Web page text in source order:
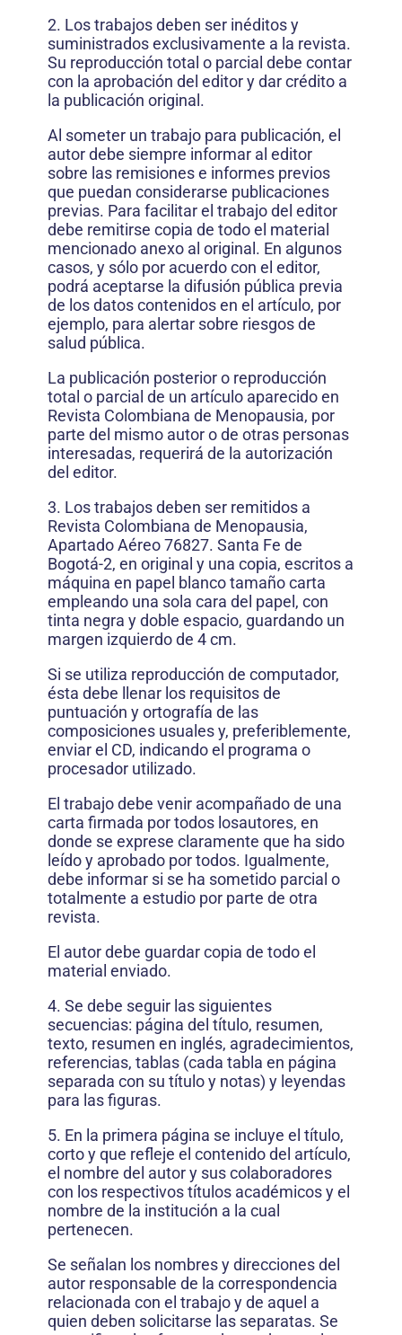
2. Los trabajos deben ser inéditos y
suministrados exclusivamente a la revista.
Su reproducción total o parcial debe contar
con la aprobación del editor y dar crédito a
la publicación original.
Al someter un trabajo para publicación, el
autor debe siempre informar al editor
sobre las remisiones e informes previos
que puedan considerarse publicaciones
previas. Para facilitar el trabajo del editor
debe remitirse copia de todo el material
mencionado anexo al original. En algunos
casos, y sólo por acuerdo con el editor,
podrá aceptarse la difusión pública previa
de los datos contenidos en el artículo, por
ejemplo, para alertar sobre riesgos de
salud pública.
La publicación posterior o reproducción
total o parcial de un artículo aparecido en
Revista Colombiana de Menopausia, por
parte del mismo autor o de otras personas
interesadas, requerirá de la autorización
del editor.
3. Los trabajos deben ser remitidos a
Revista Colombiana de Menopausia,
Apartado Aéreo 76827. Santa Fe de
Bogotá-2, en original y una copia, escritos a
máquina en papel blanco tamaño carta
empleando una sola cara del papel, con
tinta negra y doble espacio, guardando un
margen izquierdo de 4 cm.
Si se utiliza reproducción de computador,
ésta debe llenar los requisitos de
puntuación y ortografía de las
composiciones usuales y, preferiblemente,
enviar el CD, indicando el programa o
procesador utilizado.
El trabajo debe venir acompañado de una
carta firmada por todos losautores, en
donde se exprese claramente que ha sido
leído y aprobado por todos. Igualmente,
debe informar si se ha sometido parcial o
totalmente a estudio por parte de otra
revista.
El autor debe guardar copia de todo el
material enviado.
4. Se debe seguir las siguientes
secuencias: página del título, resumen,
texto, resumen en inglés, agradecimientos,
referencias, tablas (cada tabla en página
separada con su título y notas) y leyendas
para las figuras.
5. En la primera página se incluye el título,
corto y que refleje el contenido del artículo,
el nombre del autor y sus colaboradores
con los respectivos títulos académicos y el
nombre de la institución a la cual
pertenecen.
Se señalan los nombres y direcciones del
autor responsable de la correspondencia
relacionada con el trabajo y de aquel a
quien deben solicitarse las separatas. Se